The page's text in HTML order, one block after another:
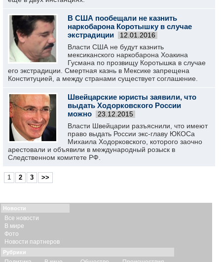
В США пообещали не казнить
наркобарона Коротышку в случае
экстрадиции
12.01.2016
Власти США не будут казнить
мексиканского наркобарона Хоакина
Гусмана по прозвищу Коротышка в случае
его экстрадиции. Смертная казнь в Мексике запрещена
Конституцией, а между странами существует соглашение.
Швейцарские юристы заявили, что
выдать Ходорковского России
можно
23.12.2015
Власти Швейцарии разъяснили, что имеют
право выдать России экс-главу ЮКОСа
Михаила Ходорковского, которого заочно
арестовали и объявили в международный розыск в
Следственном комитете РФ.
1 2 3 >>
Новости
Все новости
В мире
Фото
Новости партнеров
Рубрики